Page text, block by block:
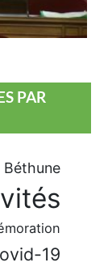
PAR
Béthune
19